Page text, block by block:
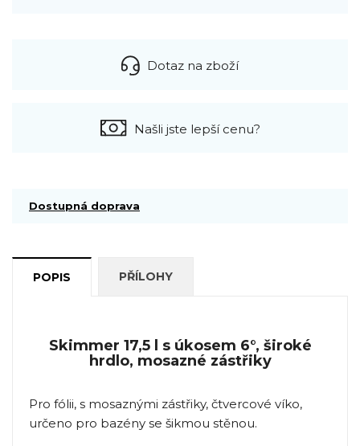
Dotaz na zboží
Našli jste lepší cenu?
Dostupná doprava
POPIS PŘÍLOHY
Skimmer 17,5 l s úkosem 6°, široké
hrdlo, mosazné zástřiky
Pro fólii, s mosaznými zástřiky, čtvercové víko,
určeno pro bazény se šikmou stěnou.